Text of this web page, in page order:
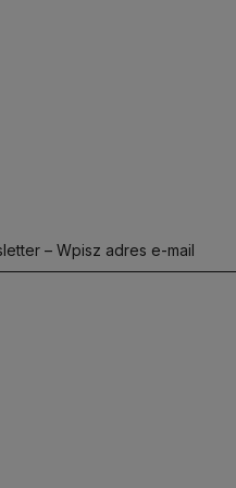
– Wpisz adres e-mail